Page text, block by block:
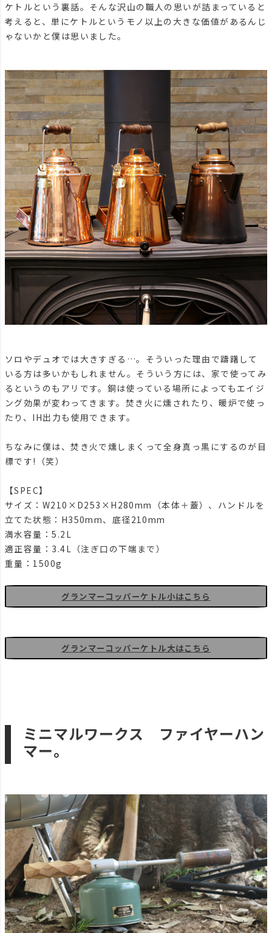
ケトルという裏話。そんな沢山の職人の思いが詰まっていると
考えると、単にケトルというモノ以上の大きな価値があるんじ
ゃないかと僕は思いました。
ソロやデュオでは大きすぎる…。そういった理由で躊躇して
いる方は多いかもしれません。そういう方には、家で使ってみ
るというのもアリです。銅は使っている場所によってもエイジ
ング効果が変わってきます。焚き火に燻されたり、暖炉で使っ
たり、IH出力も使用できます。
ちなみに僕は、焚き火で燻しまくって全身真っ黒にするのが目
標です!（笑）
【SPEC】
サイズ：W210×D253×H280mm（本体＋蓋）、ハンドルを
立てた状態：H350mm、底径210mm
満水容量：5.2L
適正容量：3.4L（注ぎ口の下端まで）
重量：1500g
グランマーコッパーケトル小はこちら
グランマーコッパーケトル大はこちら
ミニマルワークス ファイヤーハン
マー。